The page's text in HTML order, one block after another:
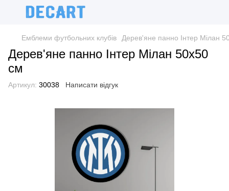
Емблеми футбольних клубів Дерев'яне панно Інтер Мілан
Дерев'яне панно Інтер Мілан 50х50
см
Артикул: 30038 Написати відгук